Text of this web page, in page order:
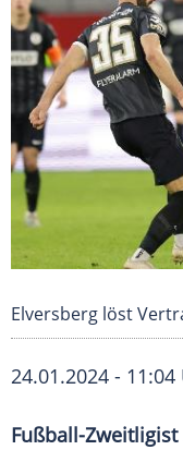
Elversberg löst
24.01.2024 - 11:04
Fußball-Zweitligist